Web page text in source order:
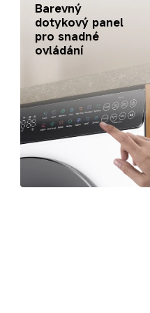
Barevný
dotykový panel
pro snadné
ovládání